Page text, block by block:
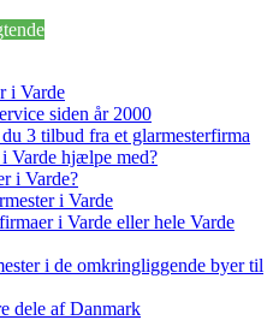
i Varde
siden år 2000
3 tilbud fra et glarmesterfirma
Varde hjælpe med?
i Varde?
i Varde
i Varde eller hele Varde
i de omkringliggende byer til
dele af Danmark